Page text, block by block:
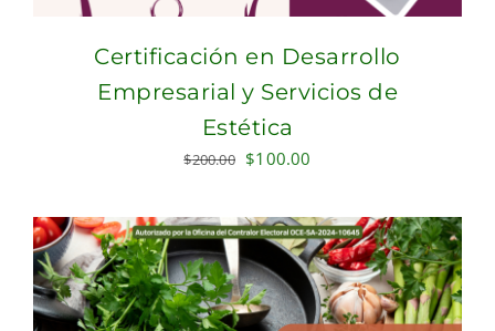
Certificación en Desarrollo
Empresarial y Servicios de
Estética
$200.00 Original
was:
$200.00.
$100.00
is:
$100.00.